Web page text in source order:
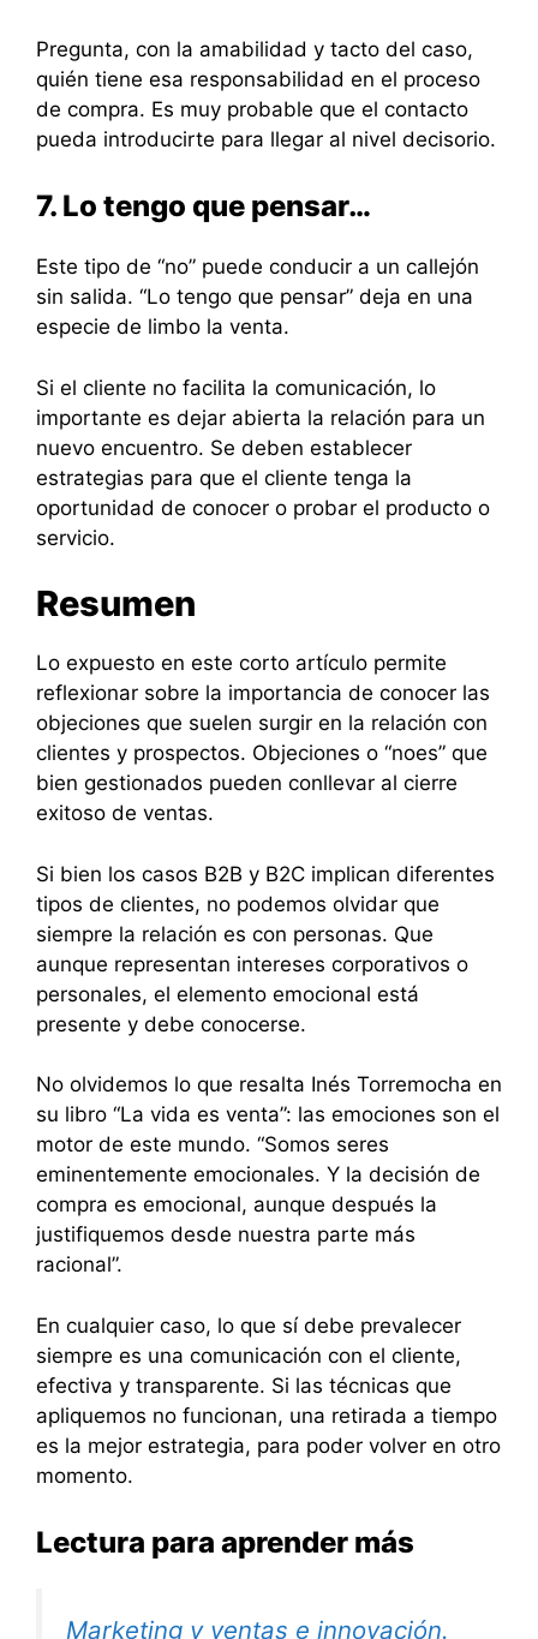
Pregunta, con la amabilidad y tacto del caso,
quién tiene esa responsabilidad en el proceso
de compra. Es muy probable que el contacto
pueda introducirte para llegar al nivel decisorio.
7. Lo tengo que pensar…
Este tipo de “no” puede conducir a un callejón
sin salida. “Lo tengo que pensar” deja en una
especie de limbo la venta.
Si el cliente no facilita la comunicación, lo
importante es dejar abierta la relación para un
nuevo encuentro. Se deben establecer
estrategias para que el cliente tenga la
oportunidad de conocer o probar el producto o
servicio.
Resumen
Lo expuesto en este corto artículo permite
reflexionar sobre la importancia de conocer las
objeciones que suelen surgir en la relación con
clientes y prospectos. Objeciones o “noes” que
bien gestionados pueden conllevar al cierre
exitoso de ventas.
Si bien los casos B2B y B2C implican diferentes
tipos de clientes, no podemos olvidar que
siempre la relación es con personas. Que
aunque representan intereses corporativos o
personales, el elemento emocional está
presente y debe conocerse.
No olvidemos lo que resalta Inés Torremocha en
su libro “La vida es venta”: las emociones son el
motor de este mundo. “Somos seres
eminentemente emocionales. Y la decisión de
compra es emocional, aunque después la
justifiquemos desde nuestra parte más
racional”.
En cualquier caso, lo que sí debe prevalecer
siempre es una comunicación con el cliente,
efectiva y transparente. Si las técnicas que
apliquemos no funcionan, una retirada a tiempo
es la mejor estrategia, para poder volver en otro
momento.
Lectura para aprender más
Marketing y ventas e innovación.